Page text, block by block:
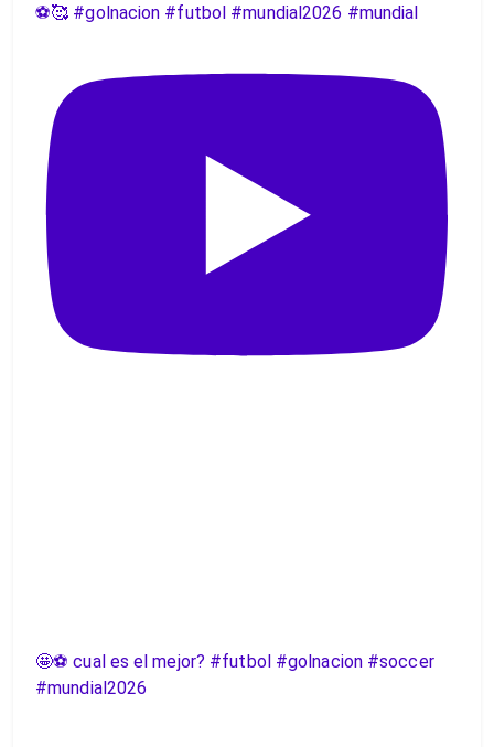
⚽️🥰 #golnacion #futbol #mundial2026 #mundial
🤩⚽️ cual es el mejor? #futbol #golnacion #soccer
#mundial2026